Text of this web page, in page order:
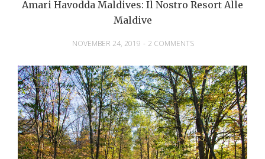
Amari Havodda Maldives: Il Nostro Resort Alle
Maldive
NOVEMBER 24, 2019 - 2 COMMENTS